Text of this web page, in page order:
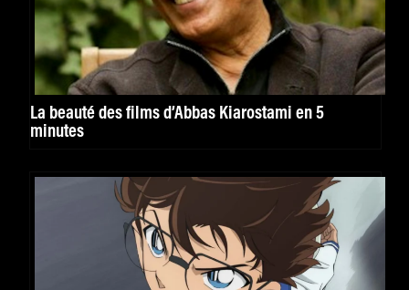
La beauté des films d’Abbas Kiarostami en 5
minutes